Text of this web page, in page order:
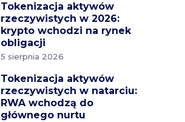
Tokenizacja aktywów
rzeczywistych w 2026:
krypto wchodzi na rynek
obligacji
5 sierpnia 2026
Tokenizacja aktywów
rzeczywistych w natarciu:
RWA wchodzą do
głównego nurtu